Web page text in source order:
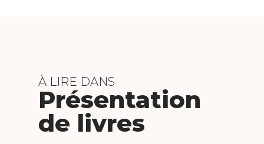
À LIRE DANS
Présentation
de livres